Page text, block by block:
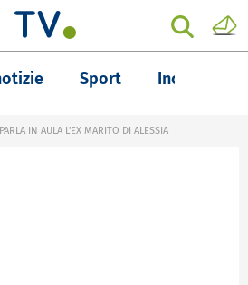
Sport Inchieste
PARLA IN AULA L'EX MARITO DI ALESSIA